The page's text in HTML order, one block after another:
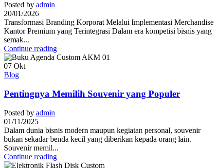
Posted by admin
20/01/2026
Transformasi Branding Korporat Melalui Implementasi Merchandise
Kantor Premium yang Terintegrasi Dalam era kompetisi bisnis yang
semak...
Continue reading
07 Okt
Blog
Pentingnya Memilih Souvenir yang Populer
Posted by admin
01/11/2025
Dalam dunia bisnis modern maupun kegiatan personal, souvenir
bukan sekadar benda kecil yang diberikan kepada orang lain.
Souvenir memil...
Continue reading